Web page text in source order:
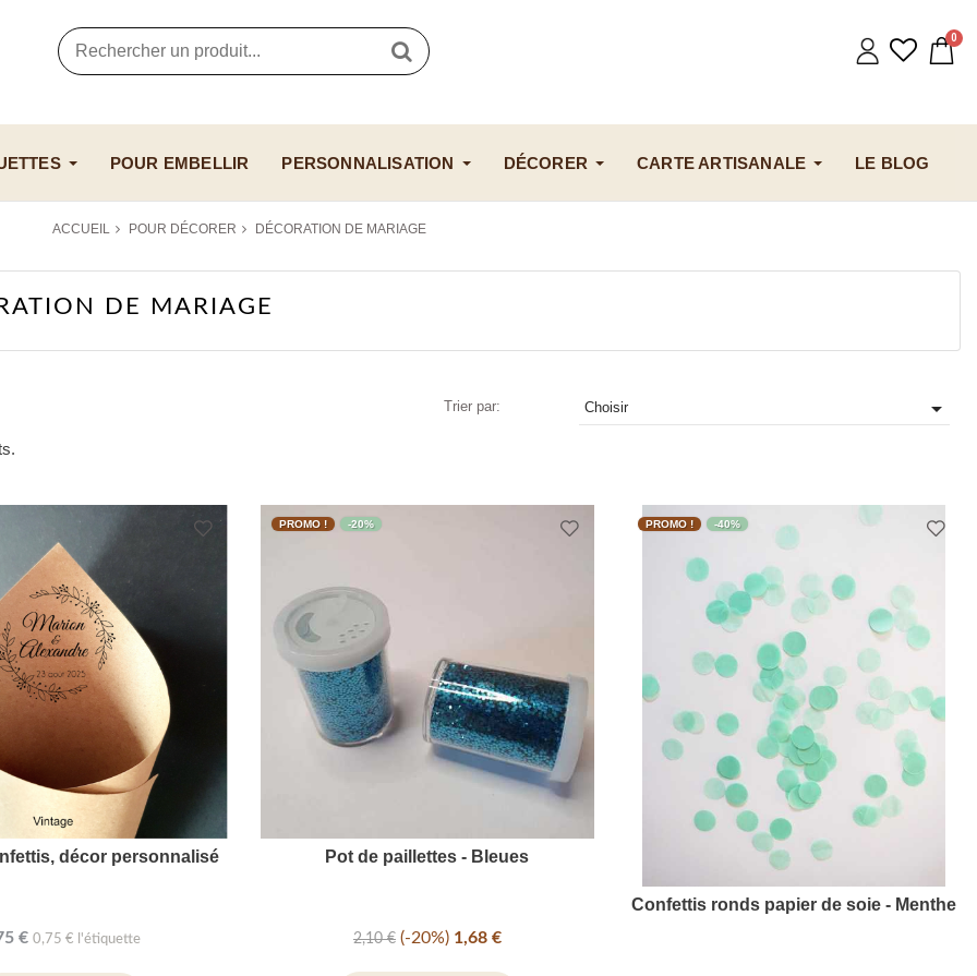
POUR EMBELLIR PERSONNALISATION DÉCORER CARTE ARTISANALE LE BLOG
ACCUEIL POUR DÉCORER DÉCORATION DE MARIAGE
DE MARIAGE
Trier par: Choisir 
décor personnalisé
€ 0,75 € l'étiquette
PROMO ! -20%
Pot de paillettes - Bleues
2,10 € -20% 1,68 €
PROMO ! -40%
Confettis ronds papier de soie - Menthe